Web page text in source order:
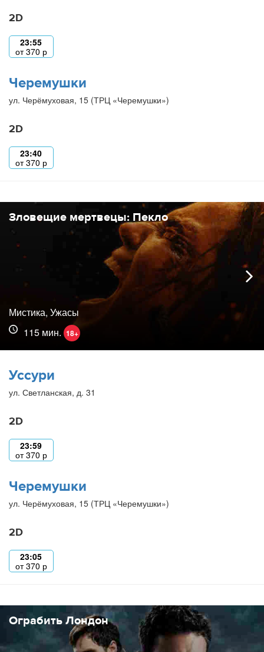
2D
23:55
от370 р
Черемушки
ул. Черёмуховая, 15 (ТРЦ «Черемушки»)
2D
23:40
от370 р
Зловещие мертвецы: Пекло
Мистика, Ужасы
115 мин. 18+
Уссури
ул. Светланская, д. 31
2D
23:59
от370 р
Черемушки
ул. Черёмуховая, 15 (ТРЦ «Черемушки»)
2D
23:05
от370 р
Ограбить Лондон